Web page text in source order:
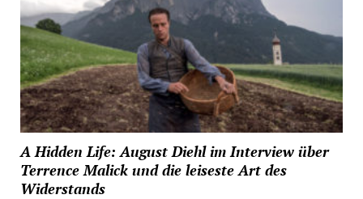
A Hidden Life: August Diehl im Interview über
Terrence Malick und die leiseste Art des
Widerstands